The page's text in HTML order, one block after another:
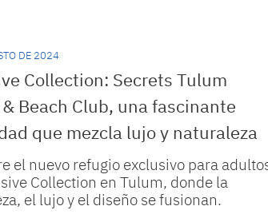
DE 2024
Collection: Secrets Tulum
Beach Club, una fascinante
que mezcla lujo y naturaleza
el nuevo refugio exclusivo para
Collection en Tulum, donde la
el lujo y el diseño se fusionan.